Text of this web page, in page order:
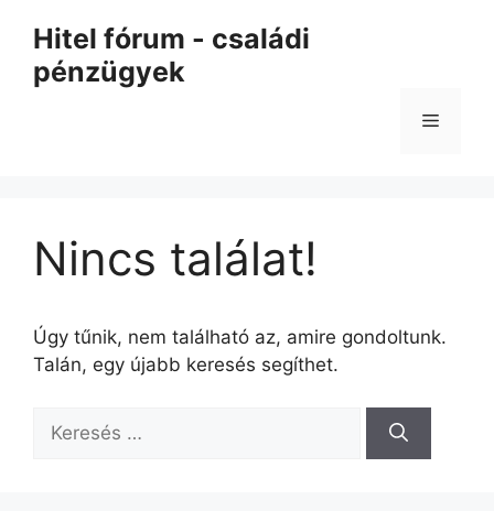
tartalomba
Hitel fórum - családi
pénzügyek
Menü
Nincs találat!
Úgy tűnik, nem található az, amire gondoltunk.
Talán, egy újabb keresés segíthet.
Keresés: